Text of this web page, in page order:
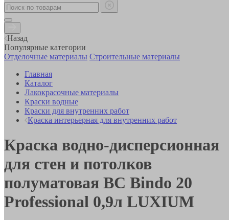
Назад
Популярные категории
Отделочные материалы Строительные материалы
Главная
Каталог
Лакокрасочные материалы
Краски водные
Краски для внутренних работ
Краска интерьерная для внутренних работ
Краска водно-дисперсионная
для стен и потолков
полуматовая BC Bindo 20
Professional 0,9л LUXIUM